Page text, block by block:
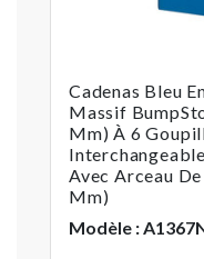
Cadenas Bleu
Massif
Mm) À 6
Avec Arceau
Mm)
Modèle :